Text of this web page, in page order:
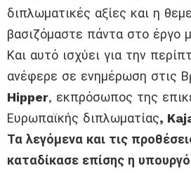
διπλωματικές αξίες και η
βασιζόμαστε πάντα στο έργο
Και αυτό ισχύει για την
ανέφερε σε ενημέρωση στις
Hipper, εκπρόσωπος της
Ευρωπαϊκής διπλωματίας,
Τα λεγόμενα και τις
καταδίκασε επίσης η